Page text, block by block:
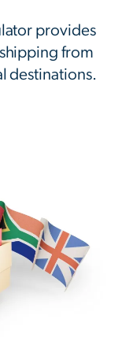
provides
from
destinations.